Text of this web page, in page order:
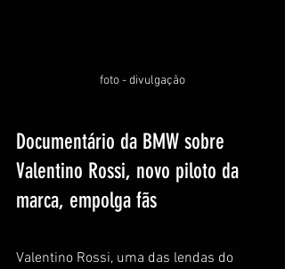
foto - divulgação
Documentário da BMW sobre
Valentino Rossi, novo piloto da
marca, empolga fãs
Valentino Rossi, uma das lendas do